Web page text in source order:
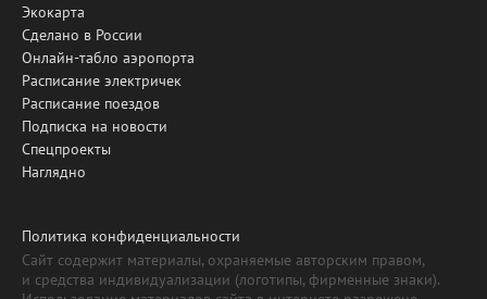
Экокарта
Сделано в России
Онлайн-табло аэропорта
Расписание электричек
Расписание поездов
Подписка на новости
Спецпроекты
Наглядно
Политика конфиденциальности
Сайт содержит материалы, охраняемые авторским правом,
и средства индивидуализации (логотипы, фирменные знаки).